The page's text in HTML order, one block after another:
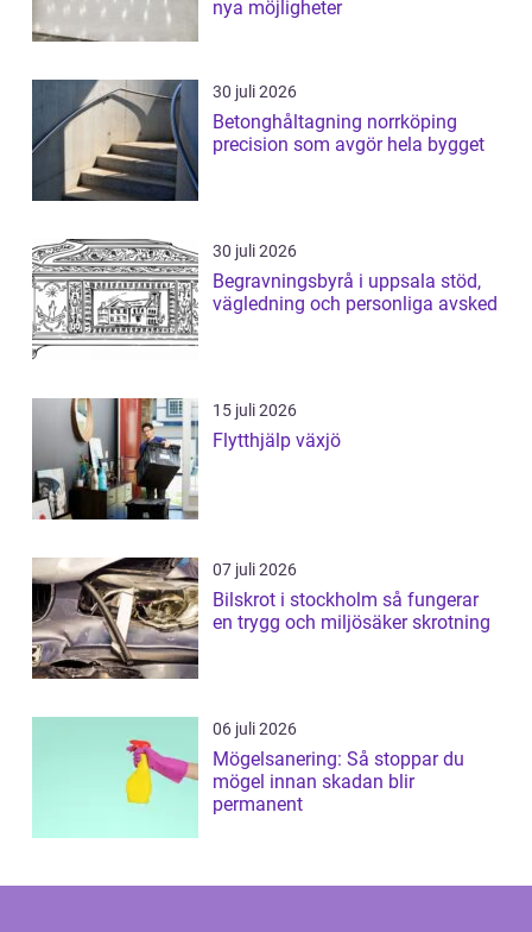
nya möjligheter
30 juli 2026
Betonghåltagning norrköping
precision som avgör hela bygget
30 juli 2026
Begravningsbyrå i uppsala stöd,
vägledning och personliga avsked
15 juli 2026
Flytthjälp växjö
07 juli 2026
Bilskrot i stockholm så fungerar
en trygg och miljösäker skrotning
06 juli 2026
Mögelsanering: Så stoppar du
mögel innan skadan blir
permanent